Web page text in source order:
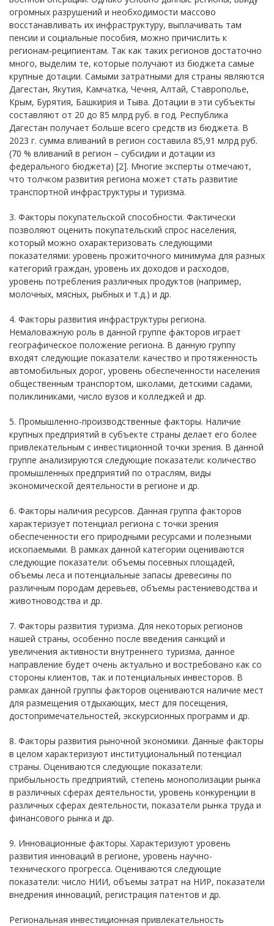
огромных разрушений и необходимости массово
восстанавливать их инфраструктуру, выплачивать там
пенсии и социальные пособия, можно причислить к
регионам-реципиентам. Так как таких регионов достаточно
много, выделим те, которые получают из бюджета самые
крупные дотации. Самыми затратными для страны являются
Дагестан, Якутия, Камчатка, Чечня, Алтай, Ставрополье,
Крым, Бурятия, Башкирия и Тыва. Дотации в эти субъекты
составляют от 20 до 85 млрд руб. в год. Республика
Дагестан получает больше всего средств из бюджета. В
2023 г. сумма вливаний в регион составила 85,91 млрд руб.
(70 % вливаний в регион – субсидии и дотации из
федерального бюджета) [2]. Многие эксперты отмечают,
что толчком развития региона может стать развитие
транспортной инфраструктуры и туризма.
3. Факторы покупательской способности. Фактически
позволяют оценить покупательский спрос населения,
который можно охарактеризовать следующими
показателями: уровень прожиточного минимума для разных
категорий граждан, уровень их доходов и расходов,
уровень потребления различных продуктов (например,
молочных, мясных, рыбных и т.д.) и др.
4. Факторы развития инфраструктуры региона.
Немаловажную роль в данной группе факторов играет
географическое положение региона. В данную группу
входят следующие показатели: качество и протяженность
автомобильных дорог, уровень обеспеченности населения
общественным транспортом, школами, детскими садами,
поликлиниками, число вузов и колледжей и др.
5. Промышленно-производственные факторы. Наличие
крупных предприятий в субъекте страны делает его более
привлекательным с инвестиционной точки зрения. В данной
группе анализируются следующие показатели: количество
промышленных предприятий по отраслям, виды
экономической деятельности в регионе и др.
6. Факторы наличия ресурсов. Данная группа факторов
характеризует потенциал региона с точки зрения
обеспеченности его природными ресурсами и полезными
ископаемыми. В рамках данной категории оцениваются
следующие показатели: объемы посевных площадей,
объемы леса и потенциальные запасы древесины по
различным породам деревьев, объемы растениеводства и
животноводства и др.
7. Факторы развития туризма. Для некоторых регионов
нашей страны, особенно после введения санкций и
увеличения активности внутреннего туризма, данное
направление будет очень актуально и востребовано как со
стороны клиентов, так и потенциальных инвесторов. В
рамках данной группы факторов оцениваются наличие мест
для размещения отдыхающих, мест для посещения,
достопримечательностей, экскурсионных программ и др.
8. Факторы развития рыночной экономики. Данные факторы
в целом характеризуют институциональный потенциал
страны. Оцениваются следующие показатели:
прибыльность предприятий, степень монополизации рынка
в различных сферах деятельности, уровень конкуренции в
различных сферах деятельности, показатели рынка труда и
финансового рынка и др.
9. Инновационные факторы. Характеризуют уровень
развития инноваций в регионе, уровень научно-
технического прогресса. Оцениваются следующие
показатели: число НИИ, объемы затрат на НИР, показатели
внедрения инноваций, регистрация патентов и др.
Региональная инвестиционная привлекательность